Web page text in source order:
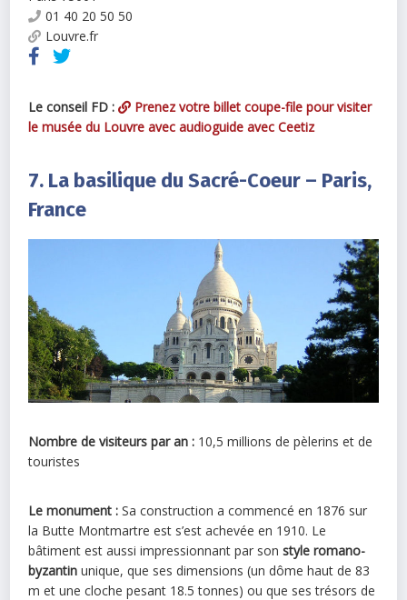
01 40 20 50 50
Louvre.fr
Le conseil FD :
Prenez votre billet coupe-file pour visiter
le musée du Louvre avec audioguide avec Ceetiz
7. La basilique du Sacré-Coeur – Paris,
France
Nombre de visiteurs par an : 10,5 millions de pèlerins et de
touristes
Le monument : Sa construction a commencé en 1876 sur
la Butte Montmartre est s’est achevée en 1910. Le
bâtiment est aussi impressionnant par sonstyle romano-
byzantin unique, que ses dimensions (un dôme haut de 83
m et une cloche pesant 18.5 tonnes) ou que ses trésors de